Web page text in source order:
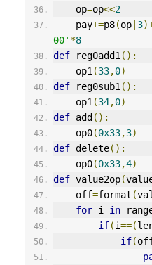
    op
=op<<2
    pay
+=p8(op| 3
00' *8
def reg0add1 ():
    op1
(33,0)
def reg0sub1 ():
    op1
(34,0)
def add ():
    op0
(0x33,3)
def delete():
    op0
(0x33,4)
def value2op(
    off
=format (
for i in
if(i==(
if(